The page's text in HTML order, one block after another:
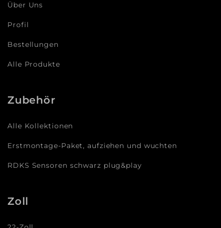
Über Uns
Profil
Bestellungen
Alle Produkte
Zubehör
Alle Kollektionen
Erstmontage-Paket, aufziehen und wuchten
RDKS Sensoren schwarz plug&play
Zoll